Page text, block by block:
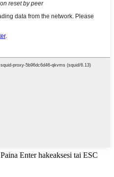
Paina Enter hakeaksesi tai ESC